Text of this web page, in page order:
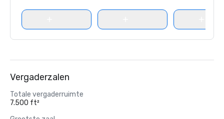
Vergaderzalen
Totale vergaderruimte
7.500 ft²